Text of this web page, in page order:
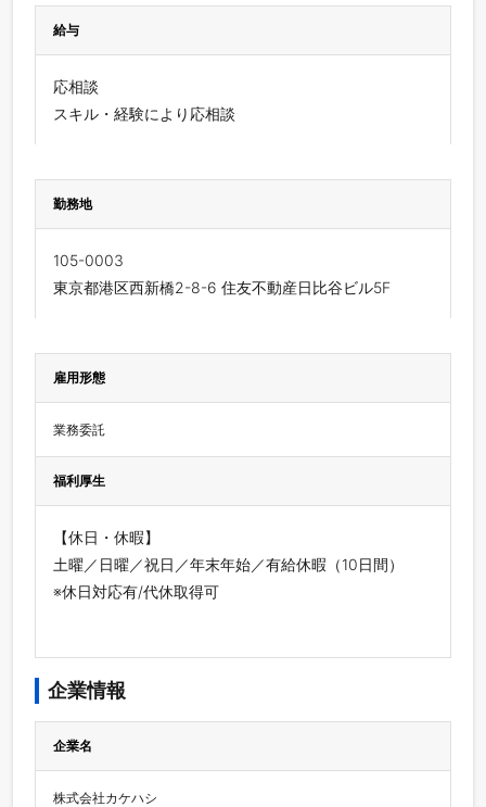
給与
応相談
スキル・経験により応相談
勤務地
105-0003
東京都港区西新橋2-8-6 住友不動産日比谷ビル5F
雇用形態
業務委託
福利厚生
【休日・休暇】
土曜／日曜／祝日／年末年始／有給休暇（10日間）
※休日対応有/代休取得可
企業情報
企業名
株式会社カケハシ